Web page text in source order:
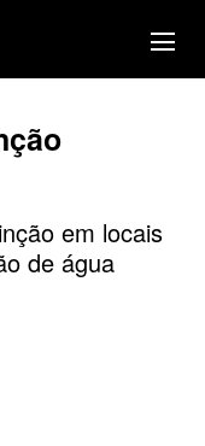
em locais
de água